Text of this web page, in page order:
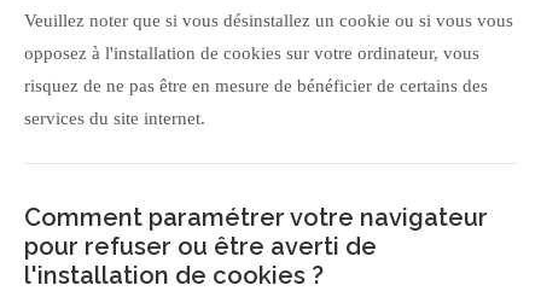
Veuillez noter que si vous désinstallez un cookie ou si vous vous
opposez à l'installation de cookies sur votre ordinateur, vous
risquez de ne pas être en mesure de bénéficier de certains des
services du site internet.
Comment paramétrer votre navigateur
pour refuser ou être averti de
l'installation de cookies ?